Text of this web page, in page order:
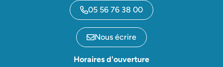
05 56 76 38 00
Nous écrire
Horaires d'ouverture